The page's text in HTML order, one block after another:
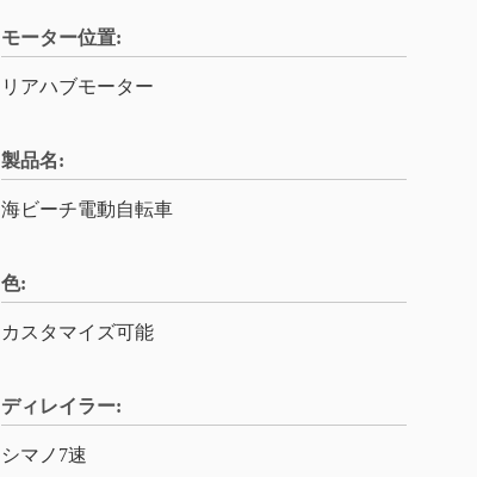
モーター位置:
リアハブモーター
製品名:
海ビーチ電動自転車
色:
カスタマイズ可能
ディレイラー:
シマノ7速